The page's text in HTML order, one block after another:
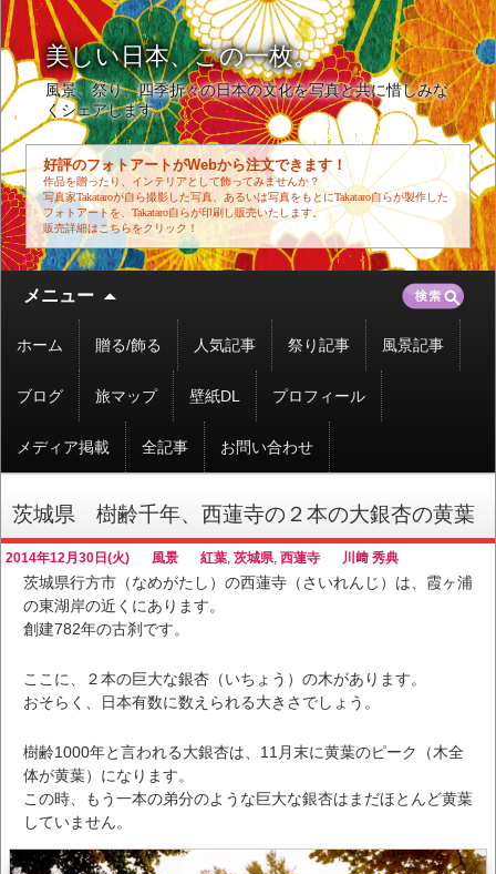
美しい日本、この一枚。
風景、祭り、四季折々の日本の文化を写真と共に惜しみな
くシェアします。
好評のフォトアートがWebから注文できます！
作品を贈ったり、インテリアとして飾ってみませんか？
写真家Takataroが自ら撮影した写真、あるいは写真をもとにTakataro自らが製作した
フォトアートを、Takataro自らが印刷し販売いたします。
販売詳細はこちらをクリック！
メニュー
テ
ツ
移
動
ホーム 贈る/飾る 人気記事 祭り記事 風景記事
ブログ 旅マップ 壁紙DL プロフィール
メディア掲載 全記事 お問い合わせ
検
索:
茨城県 樹齢千年、西蓮寺の２本の大銀杏の黄葉
2014年12月30日(火) 風景 紅葉, 茨城県, 西蓮寺 川﨑 秀典
茨城県行方市（なめがたし）の西蓮寺（さいれんじ）は、霞ヶ浦
の東湖岸の近くにあります。
創建782年の古刹です。
ここに、２本の巨大な銀杏（いちょう）の木があります。
おそらく、日本有数に数えられる大きさでしょう。
樹齢1000年と言われる大銀杏は、11月末に黄葉のピーク（木全
体が黄葉）になります。
この時、もう一本の弟分のような巨大な銀杏はまだほとんど黄葉
していません。